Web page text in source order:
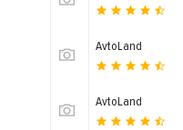
AvtoLand
AvtoLand